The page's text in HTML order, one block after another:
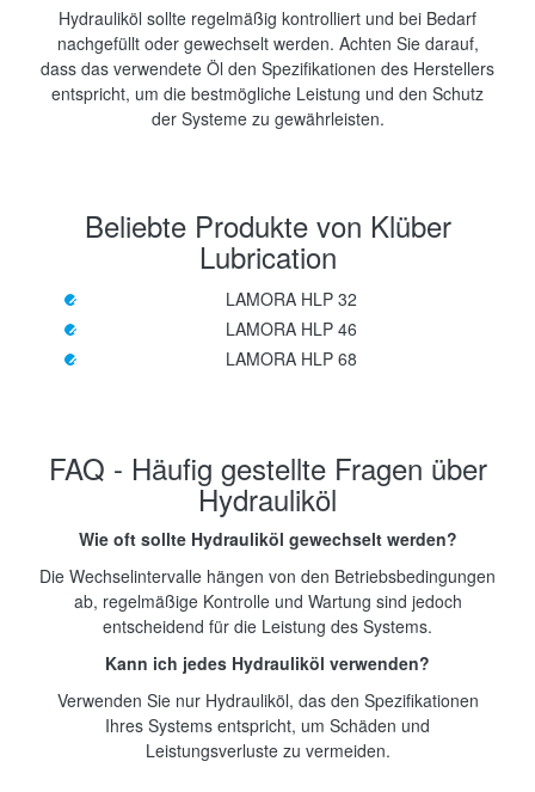
Hydrauliköl sollte regelmäßig kontrolliert und bei Bedarf
nachgefüllt oder gewechselt werden. Achten Sie darauf,
dass das verwendete Öl den Spezifikationen des Herstellers
entspricht, um die bestmögliche Leistung und den Schutz
der Systeme zu gewährleisten.
Beliebte Produkte von Klüber
Lubrication
LAMORA HLP 32
LAMORA HLP 46
LAMORA HLP 68
FAQ - Häufig gestellte Fragen über
Hydrauliköl
Wie oft sollte Hydrauliköl gewechselt werden?
Die Wechselintervalle hängen von den Betriebsbedingungen
ab, regelmäßige Kontrolle und Wartung sind jedoch
entscheidend für die Leistung des Systems.
Kann ich jedes Hydrauliköl verwenden?
Verwenden Sie nur Hydrauliköl, das den Spezifikationen
Ihres Systems entspricht, um Schäden und
Leistungsverluste zu vermeiden.